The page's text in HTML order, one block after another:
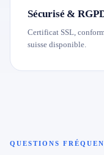
Sécurisé &
Certificat SSL,
suisse disponible.
QUESTIONS